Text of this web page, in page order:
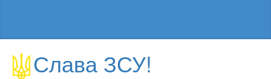
Слава ЗСУ!